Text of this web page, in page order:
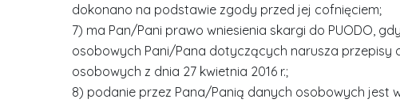
dokonano na podstawie zgody przed jej cofnięciem;
7) ma Pan/Pani prawo wniesienia skargi do PUODO,
osobowych Pani/Pana dotyczących narusza
osobowych z dnia 27 kwietnia 2016 r.;
8) podanie przez Pana/Panią danych osobowych jest